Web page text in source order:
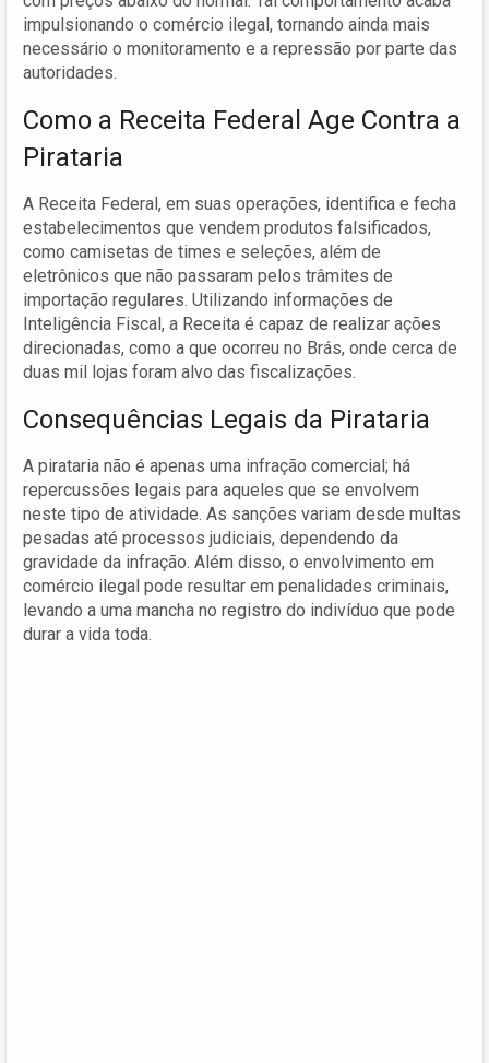
impulsionando o comércio ilegal, tornando ainda mais
necessário o monitoramento e a repressão por parte das
autoridades.
Como a Receita Federal Age Contra a
Pirataria
A Receita Federal, em suas operações, identifica e fecha
estabelecimentos que vendem produtos falsificados,
como camisetas de times e seleções, além de
eletrônicos que não passaram pelos trâmites de
importação regulares. Utilizando informações de
Inteligência Fiscal, a Receita é capaz de realizar ações
direcionadas, como a que ocorreu no Brás, onde cerca de
duas mil lojas foram alvo das fiscalizações.
Consequências Legais da Pirataria
A pirataria não é apenas uma infração comercial; há
repercussões legais para aqueles que se envolvem
neste tipo de atividade. As sanções variam desde multas
pesadas até processos judiciais, dependendo da
gravidade da infração. Além disso, o envolvimento em
comércio ilegal pode resultar em penalidades criminais,
levando a uma mancha no registro do indivíduo que pode
durar a vida toda.